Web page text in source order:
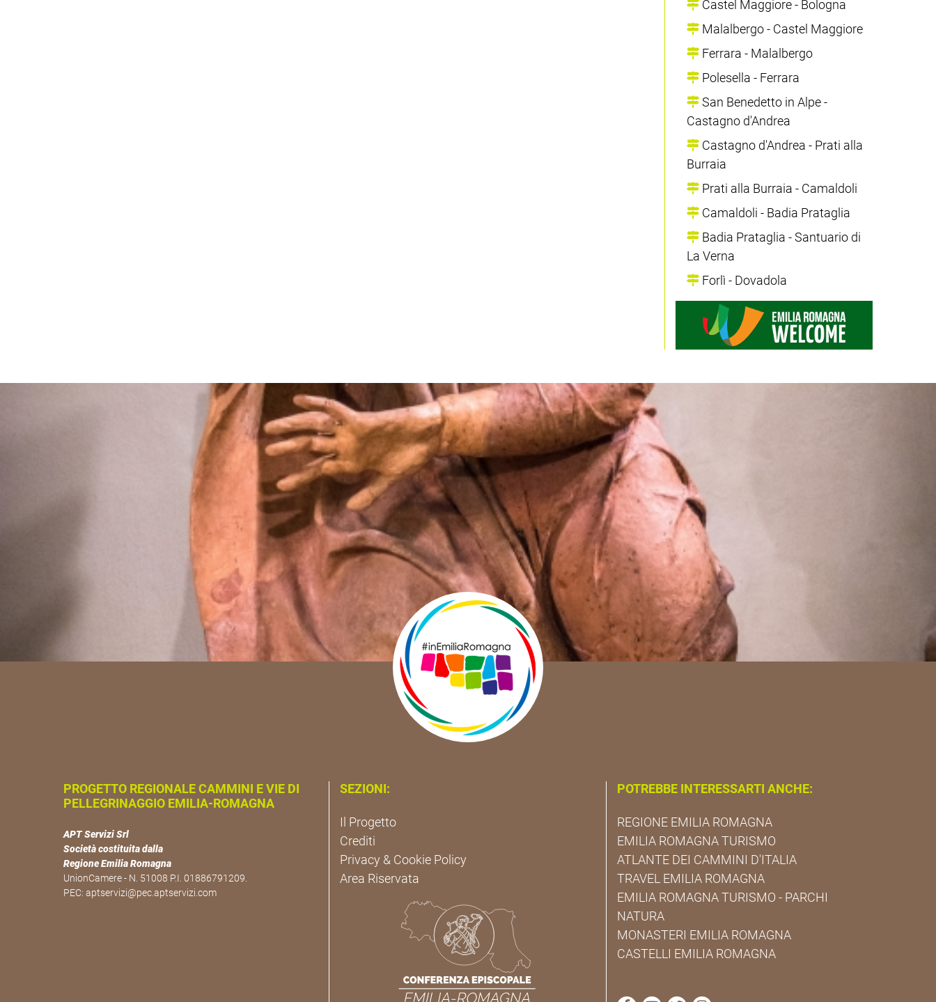
Castel Maggiore - Bologna
Malalbergo - Castel Maggiore
Ferrara - Malalbergo
Polesella - Ferrara
San Benedetto in Alpe -
Castagno d'Andrea
Castagno d'Andrea - Prati alla
Burraia
Prati alla Burraia - Camaldoli
Camaldoli - Badia Prataglia
Badia Prataglia - Santuario di
La Verna
Forlì - Dovadola
PROGETTO REGIONALE CAMMINI E VIE DI
PELLEGRINAGGIO EMILIA-ROMAGNA
APT Servizi Srl
Società costituita dalla
Regione Emilia Romagna
UnionCamere - N. 51008 P.I. 01886791209.
PEC: aptservizi@pec.aptservizi.com
SEZIONI:
Il Progetto
Crediti
Privacy & Cookie Policy
Area Riservata
POTREBBE INTERESSARTI ANCHE:
REGIONE EMILIA ROMAGNA
EMILIA ROMAGNA TURISMO
ATLANTE DEI CAMMINI D'ITALIA
TRAVEL EMILIA ROMAGNA
EMILIA ROMAGNA TURISMO - PARCHI
NATURA
MONASTERI EMILIA ROMAGNA
CASTELLI EMILIA ROMAGNA